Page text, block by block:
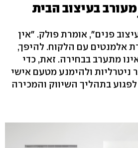
בעיצוב הבית
פנים", אומרת פולק. "אין
אלמנטים עם הלקוח. להיפך,
מתערב בבחירה. זאת, כדי
ניטרליות ולהימנע מטעם אישי
בתהליך השיווק והמכירה